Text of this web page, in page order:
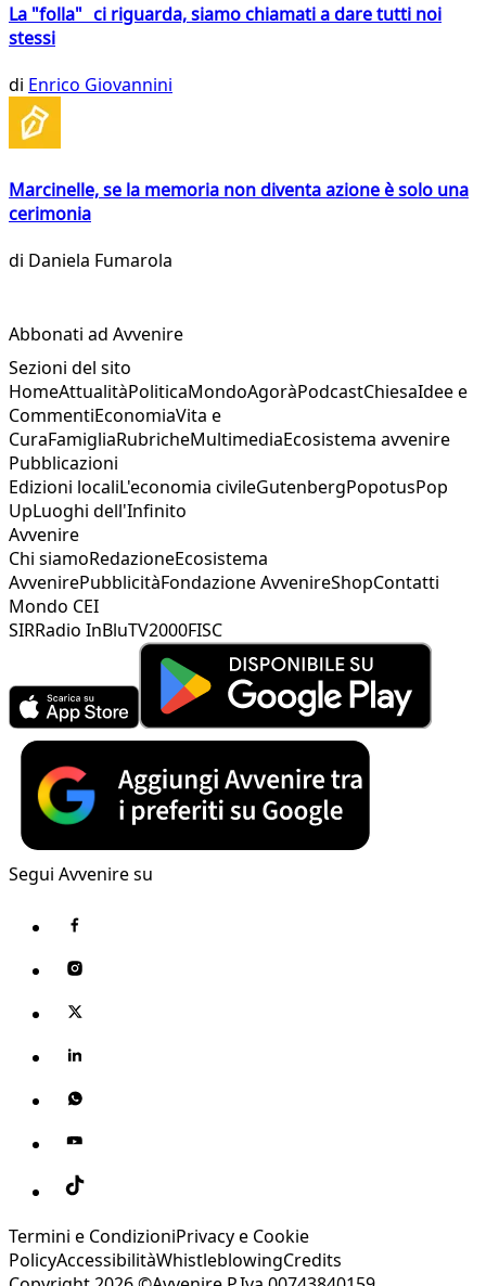
La "folla" ci riguarda, siamo chiamati a dare tutti noi
stessi
di Enrico Giovannini
Marcinelle, se la memoria non diventa azione è solo una
cerimonia
di Daniela Fumarola
Abbonati ad Avvenire
Sezioni del sito
HomeAttualitàPoliticaMondoAgoràPodcastChiesaIdee e
CommentiEconomiaVita e
CuraFamigliaRubricheMultimediaEcosistema avvenire
Pubblicazioni
Edizioni localiL'economia civileGutenbergPopotusPop
UpLuoghi dell'Infinito
Avvenire
Chi siamoRedazioneEcosistema
AvvenirePubblicitàFondazione AvvenireShopContatti
Mondo CEI
SIRRadio InBluTV2000FISC
Segui Avvenire su
Termini e CondizioniPrivacy e Cookie
PolicyAccessibilitàWhistleblowingCredits